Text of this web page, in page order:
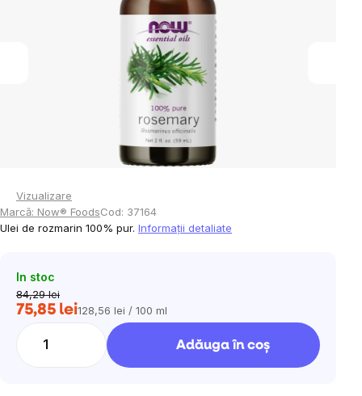
stele.
Vizualizare
Marcă: Now® FoodsCod: 37164
Ulei de rozmarin 100% pur. Informaţii detaliate
In stoc
84,29 lei
75,85 leiEvaluare
128,56 lei / 100 ml
Adăuga în coş